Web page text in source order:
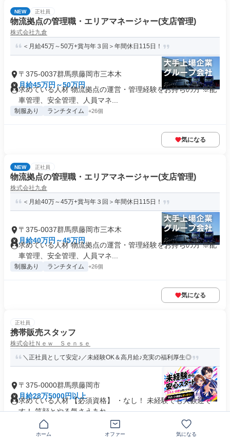
NEW 正社員
物流拠点の管理職・エリアマネージャー(支店管理)
株式会社九倉
＜月給45万～50万+賞与年３回＞年間休日115日！
〒375-0037群馬県藤岡市三本木
月給45万円～50万円
求めている人材 物流拠点の運営・管理経験をお持ちの方 ※配
車管理、安全管理、人員マネ...
制服あり ランチタイム +26個
気になる
NEW 正社員
物流拠点の管理職・エリアマネージャー(支店管理)
株式会社九倉
＜月給40万～45万+賞与年３回＞年間休日115日！
〒375-0037群馬県藤岡市三本木
月給40万円～45万円
求めている人材 物流拠点の運営・管理経験をお持ちの方 ※配
車管理、安全管理、人員マネ...
制服あり ランチタイム +26個
気になる
正社員
携帯販売スタッフ
株式会社Ｎｅｗ Ｓｅｎｓｅ
＼正社員として安定♪／未経験OK＆高月給♪充実の福利厚生◎
〒375-0000群馬県藤岡市
月給28万5000円以上
求めている人材 【必須資格】 ・なし！ 未経験でも大歓迎で
す！ 笑顔とやる気さえあれ...
業界未経験歓迎
ホーム オファー 気になる